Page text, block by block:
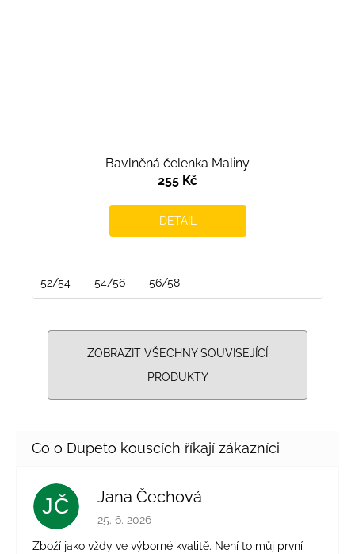
Bavlněná čelenka Maliny
255 Kč
DETAIL
52/54 54/56 56/58
ZOBRAZIT VŠECHNY SOUVISEJÍCÍ
PRODUKTY
JČ Jana Čechová
Hodnocení obchodu je 5 z 5 hvězdiček.
25. 6. 2026
Zboží jako vždy ve výborné kvalitě. Není to můj první